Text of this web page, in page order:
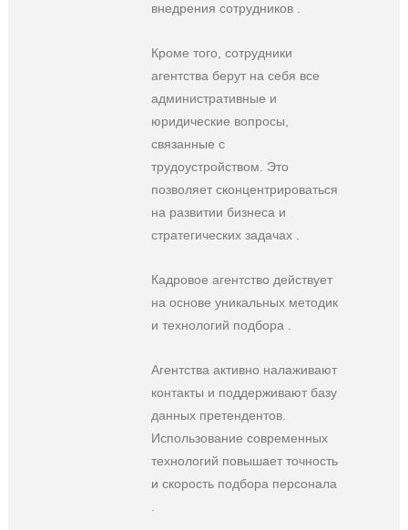
внедрения сотрудников .
Кроме того, сотрудники
агентства берут на себя все
административные и
юридические вопросы,
связанные с
трудоустройством. Это
позволяет сконцентрироваться
на развитии бизнеса и
стратегических задачах .
Кадровое агентство действует
на основе уникальных методик
и технологий подбора .
Агентства активно налаживают
контакты и поддерживают базу
данных претендентов.
Использование современных
технологий повышает точность
и скорость подбора персонала